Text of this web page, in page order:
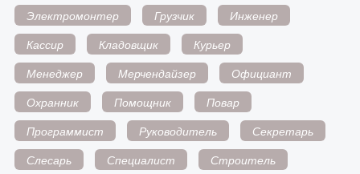
Электромонтер
Грузчик
Инженер
Кассир
Кладовщик
Курьер
Менеджер
Мерчендайзер
Официант
Охранник
Помощник
Повар
Программист
Руководитель
Секретарь
Слесарь
Специалист
Строитель